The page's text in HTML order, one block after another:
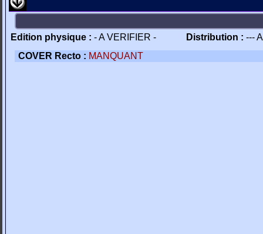
Edition physique : - A VERIFIER - Distribution : ---
COVER Recto : MANQUANT